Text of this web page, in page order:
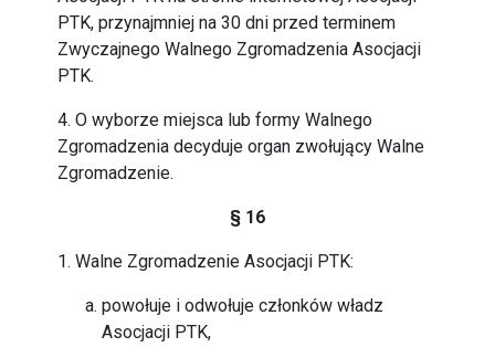
PTK, przynajmniej na 30 dni przed terminem
Zwyczajnego Walnego Zgromadzenia Asocjacji
PTK.
4. O wyborze miejsca lub formy Walnego
Zgromadzenia decyduje organ zwołujący Walne
Zgromadzenie.
§ 16
1. Walne Zgromadzenie Asocjacji PTK:
powołuje i odwołuje członków władz
Asocjacji PTK,